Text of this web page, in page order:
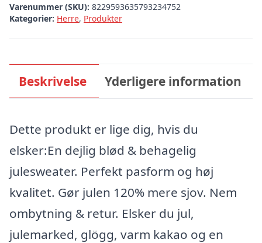
Varenummer (SKU): 8229593635793234752
Kategorier: Herre, Produkter
Beskrivelse Yderligere information
Dette produkt er lige dig, hvis du
elsker:En dejlig blød & behagelig
julesweater. Perfekt pasform og høj
kvalitet. Gør julen 120% mere sjov. Nem
ombytning & retur. Elsker du jul,
julemarked, glögg, varm kakao og en